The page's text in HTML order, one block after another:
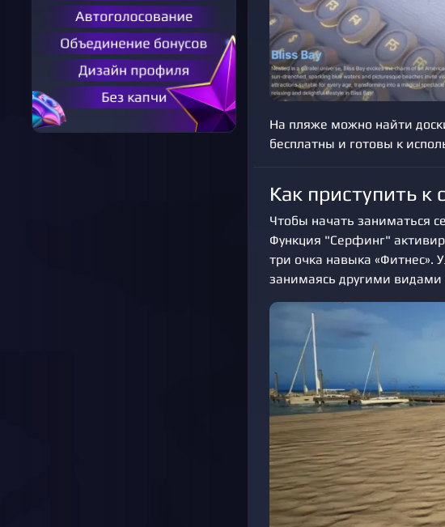
На пляже можно найти
бесплатны и готовы к
Как приступить к
Чтобы начать заниматься
Функция "Серфинг"
три очка навыка
занимаясь другими видами